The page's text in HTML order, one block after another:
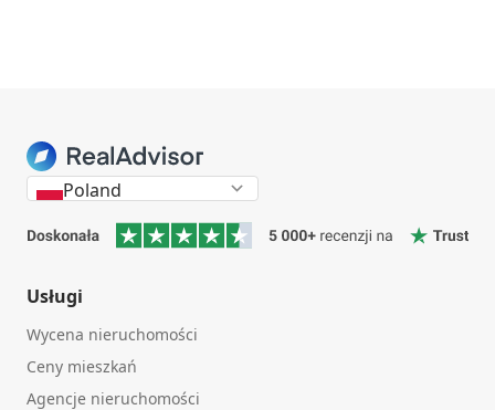
Poland
Usługi
Wycena nieruchomości
Ceny mieszkań
Agencje nieruchomości